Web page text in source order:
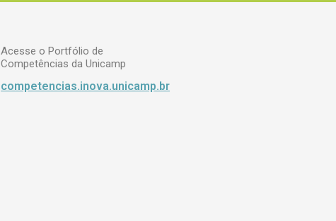
Acesse o Portfólio de
Competências da Unicamp
competencias.inova.unicamp.br